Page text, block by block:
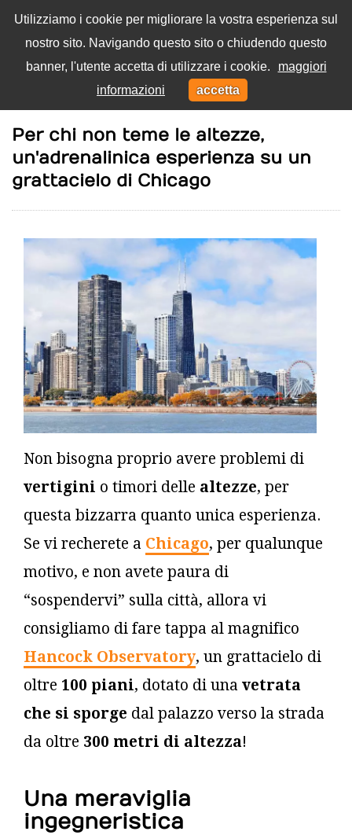
Utilizziamo i cookie per migliorare la vostra esperienza sul
nostro sito. Navigando questo sito o chiudendo questo
banner, l'utente accetta di utilizzare i cookie.
maggiori
informazioni
accetta
Menu
Per chi non teme le altezze,
un'adrenalinica esperienza su un
grattacielo di Chicago
Non bisogna proprio avere problemi di
vertigini o timori delle altezze, per
questa bizzarra quanto unica esperienza.
Se vi recherete a Chicago, per qualunque
motivo, e non avete paura di
“sospendervi” sulla città, allora vi
consigliamo di fare tappa al magnifico
Hancock Observatory, un grattacielo di
oltre 100 piani, dotato di una vetrata
che si sporge dal palazzo verso la strada
da oltre 300 metri di altezza!
Una meraviglia
ingegneristica